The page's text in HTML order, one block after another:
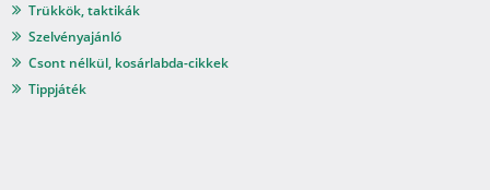
Trükkök, taktikák
Szelvényajánló
Csont nélkül, kosárlabda-cikkek
Tippjáték